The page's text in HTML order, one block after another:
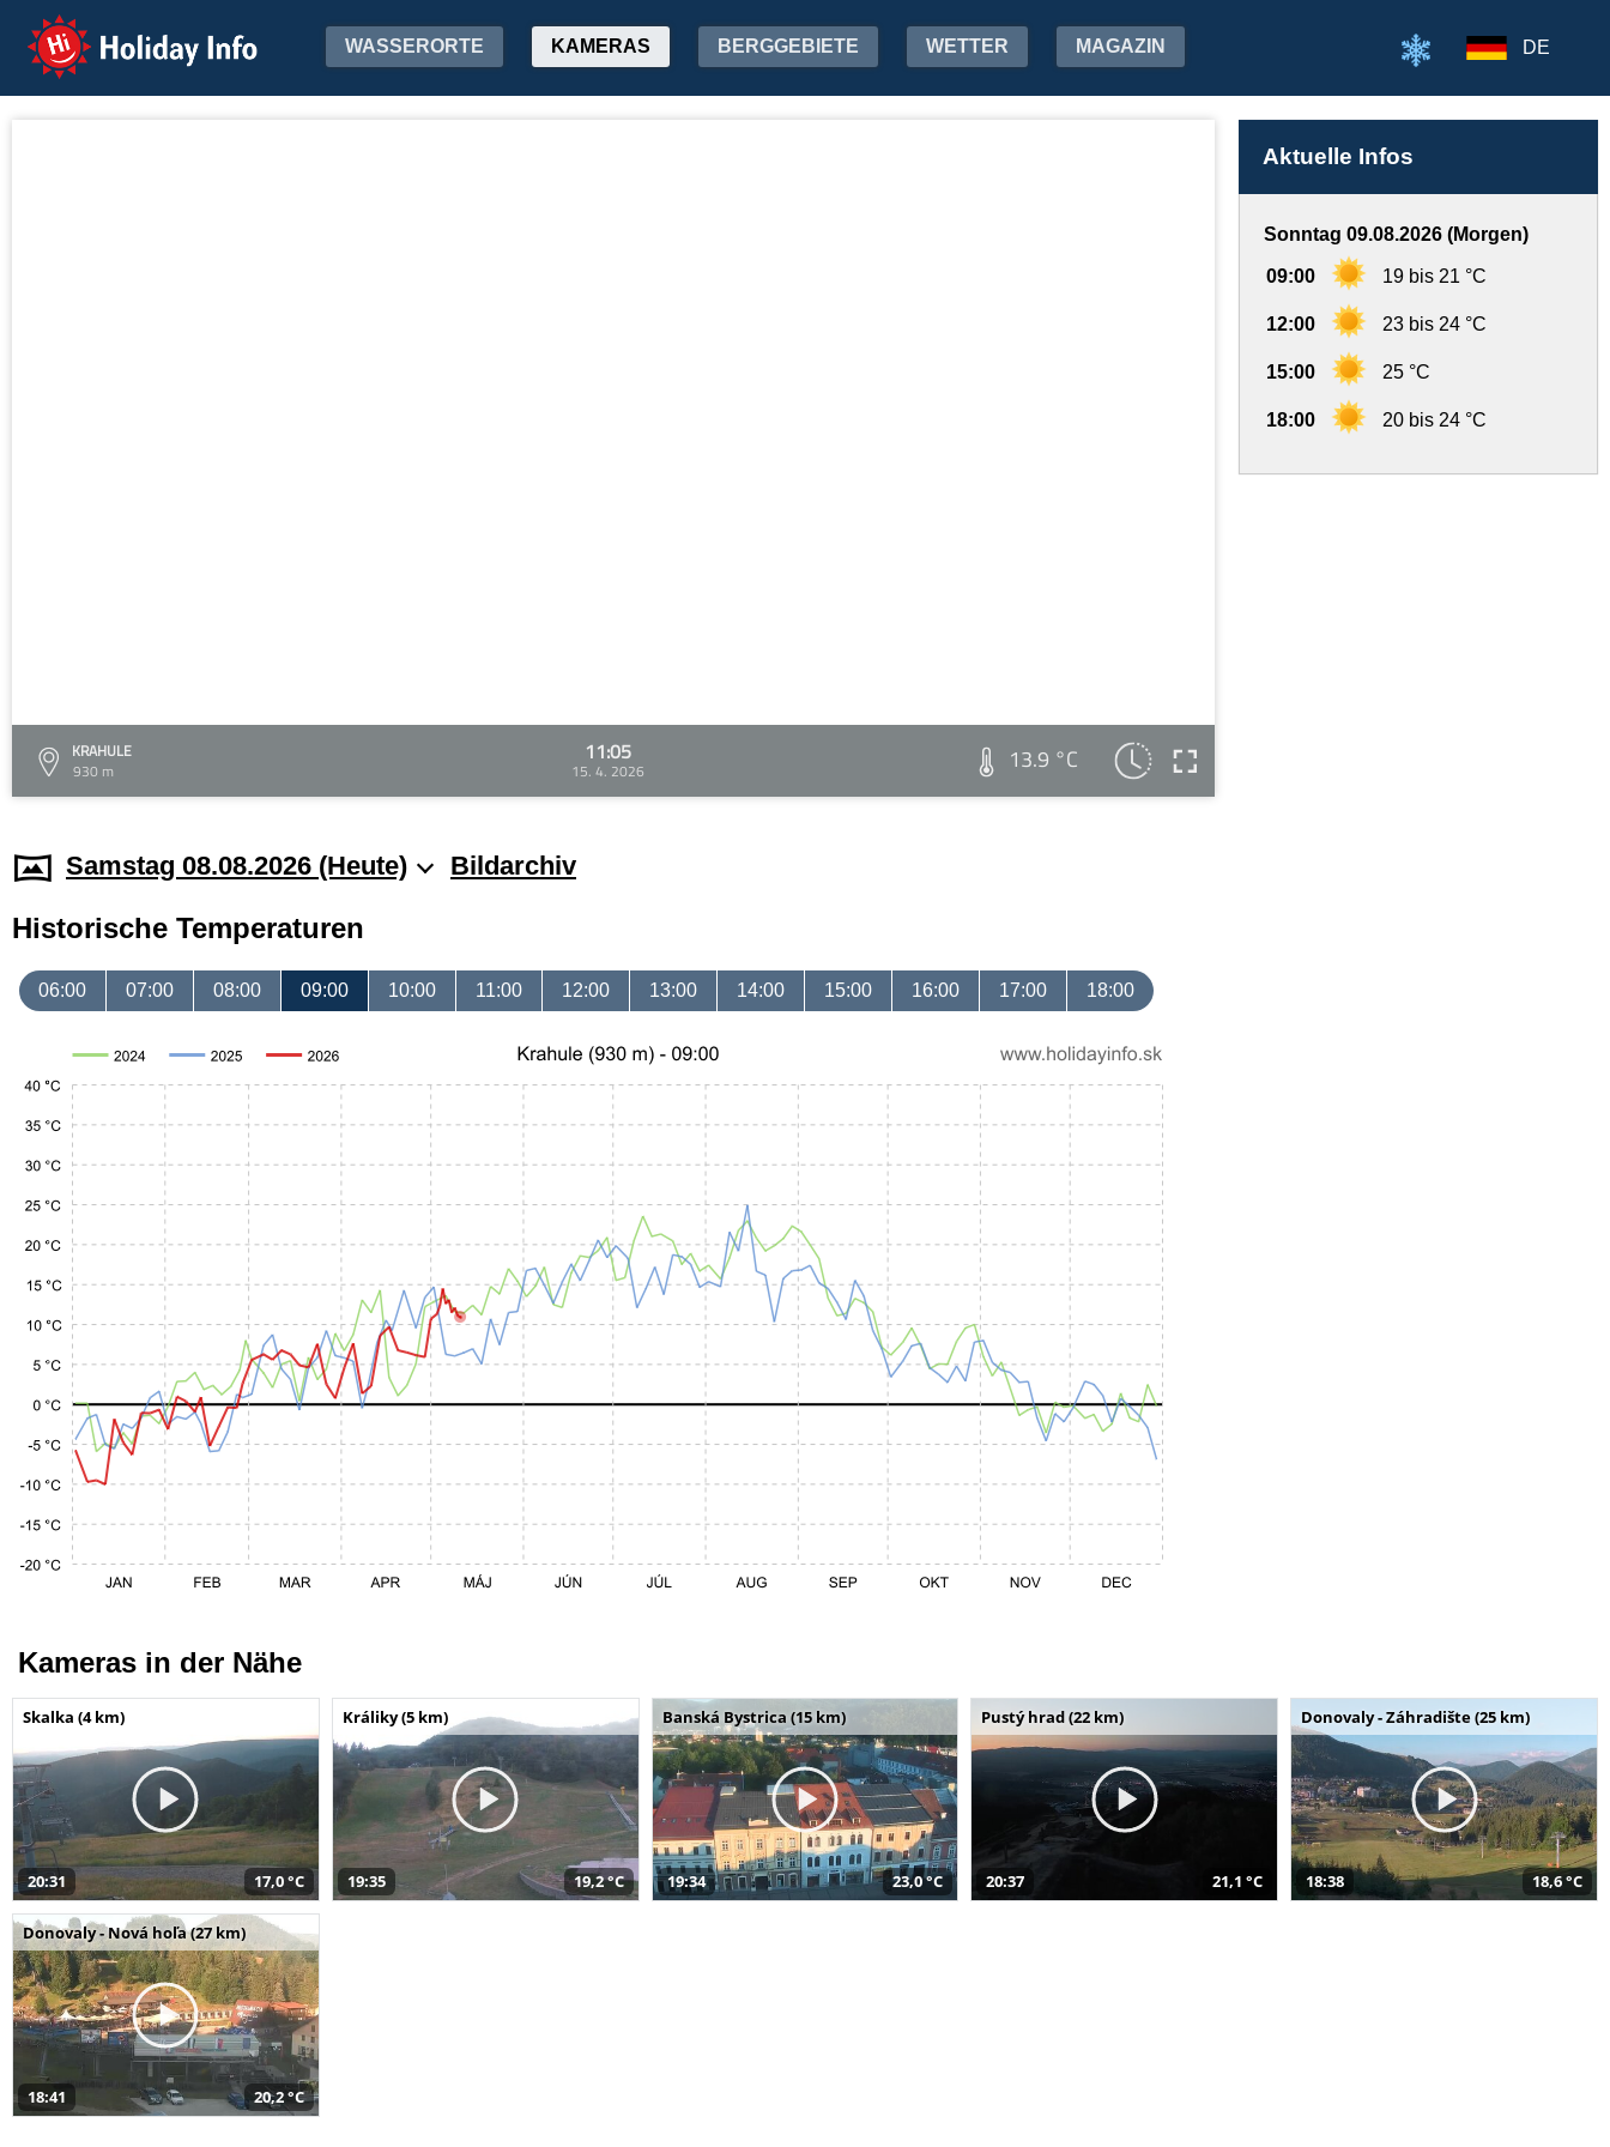
Holiday Info WASSERORTE KAMERAS BERGGEBIETE WETTER MAGAZIN DE
KRAHULE
930 m
11:05
15. 4. 2026 13.9 °C
Aktuelle Infos
Sonntag 09.08.2026 (Morgen)
09:00 19 bis 21 °C
12:00 23 bis 24 °C
15:00 25 °C
18:00 20 bis 24 °C
Samstag 08.08.2026 (Heute) Bildarchiv
Historische Temperaturen
06:00 07:00 08:00 09:00 10:00 11:00 12:00 13:00 14:00 15:00 16:00 17:00 18:00
Kameras in der Nähe
Skalka (4 km)
20:31 17,0 °C
Králiky (5 km)
19:35 19,2 °C
Banská Bystrica (15 km)
19:34 23,0 °C
Pustý hrad (22 km)
20:37 21,1 °C
Donovaly - Záhradište (25 km)
18:38 18,6 °C
Donovaly - Nová hoľa (27 km)
18:41 20,2 °C